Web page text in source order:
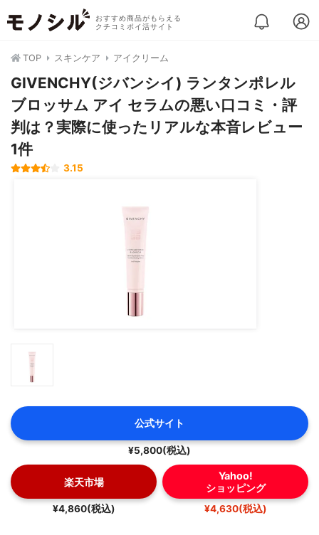
おすすめ商品がもらえる
クチコミポイ活サイト
TOP スキンケア アイクリーム
GIVENCHY(ジバンシイ) ランタンポレル
ブロッサム アイ セラムの悪い口コミ・評
判は？実際に使ったリアルな本音レビュー
1件
3.15
公式サイト
¥5,800(税込)
楽天市場
¥4,860(税込)
Yahoo!
ショッピング
¥4,630(税込)